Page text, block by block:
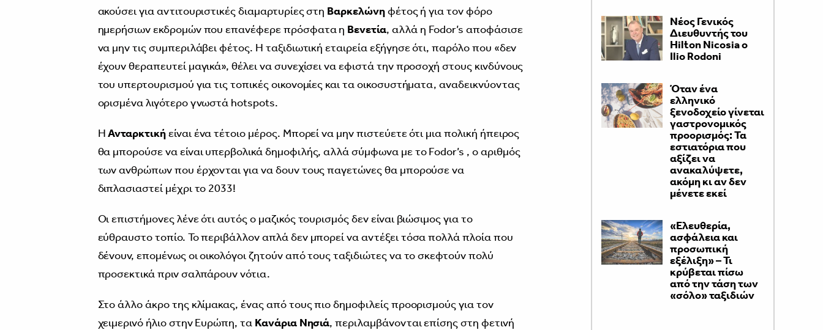
ακούσει για αντιτουριστικές διαμαρτυρίες στη Βαρκελώνηφέτος ή για τον φόρο
ημερήσιων εκδρομών που επανέφερε πρόσφατα η Βενετία, αλλά η Fodor’s αποφάσισε
να μην τις συμπεριλάβει φέτος. Η ταξιδιωτική εταιρεία εξήγησε ότι, παρόλο που «δεν
έχουν θεραπευτεί μαγικά», θέλει να συνεχίσει να εφιστά την προσοχή στους κινδύνους
του υπερτουρισμού για τις τοπικές οικονομίες και τα οικοσυστήματα, αναδεικνύοντας
ορισμένα λιγότερο γνωστά hotspots.
ΗΑνταρκτικήείναι ένα τέτοιο μέρος. Μπορεί να μην πιστεύετε ότι μια πολική ήπειρος
θα μπορούσε να είναι υπερβολικά δημοφιλής, αλλά σύμφωνα με το Fodor’s , ο αριθμός
των ανθρώπων που έρχονται για να δουν τους παγετώνες θα μπορούσε να
διπλασιαστεί μέχρι το 2033!
Οι επιστήμονες λένε ότι αυτός ο μαζικός τουρισμός δεν είναι βιώσιμος για το
εύθραυστο τοπίο. Το περιβάλλον απλά δεν μπορεί να αντέξει τόσα πολλά πλοία που
δένουν, επομένως οι οικολόγοι ζητούν από τους ταξιδιώτες να το σκεφτούν πολύ
προσεκτικά πριν σαλπάρουν νότια.
Στο άλλο άκρο της κλίμακας, ένας από τους πιο δημοφιλείς προορισμούς για τον
χειμερινό ήλιο στην Ευρώπη, τα Κανάρια Νησιά, περιλαμβάνονται επίσης στη φετινή
Νέος Γενικός
Διευθυντής του
Hilton Nicosia ο
Ilio Rodoni
Όταν ένα
ελληνικό
ξενοδοχείο γίνεται
γαστρονομικός
προορισμός: Τα
εστιατόρια που
αξίζει να
ανακαλύψετε,
ακόμη κι αν δεν
μένετε εκεί
«Ελευθερία,
ασφάλεια και
προσωπική
εξέλιξη» – Τι
κρύβεται πίσω
από την τάση των
«σόλο» ταξιδιών